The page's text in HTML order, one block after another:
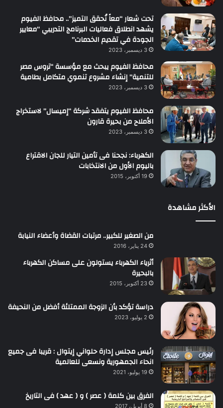
تحت شعار “معاً نُحقق التميز”.. محافظ الفيوم
يشهد انطلاق فعاليات البرنامج التدريبي “معايير
الجودة في تقديم الخدمات”
3 ديسمبر، 2023
محافظ الفيوم يبحث مع مؤسسة “تروس مصر
للتنمية” إنشاء مشروع تنموي متكامل بطامية
3 ديسمبر، 2023
محافظ الفيوم يتفقد شركة “إميسال” لاستخراج
الأملاح من بحيرة قارون
3 ديسمبر، 2023
الكهرباء: نجحنا فى تأمين التيار للجان الاقتراع
باليوم الأول من الانتخابات
19 أكتوبر، 2015
الأكثر مشاهدة
من الصغير للكبير.. مرتبات القضاة وأعضاء النيابة
24 يناير، 2016
أثرياء الكهرباء يستولون على مساكن الكهرباء
بالبحيرة
23 أكتوبر، 2015
دراسة تؤكد بأن الزوجة الممتلئة أفضل من النحيفة
2 يوليو، 2023
رئيس مجلس إدارة حلواني إيتوال : قريبا فى جميع
انحاء الجمهورية ونسعى للعالمية
19 يوليو، 2021
الفرق بين كلمة ( عصر ) و ( عهد ) فى التاريخ
8 أبريل، 2017